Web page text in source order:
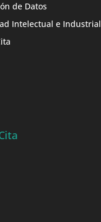
de Datos
Intelectual e Industrial